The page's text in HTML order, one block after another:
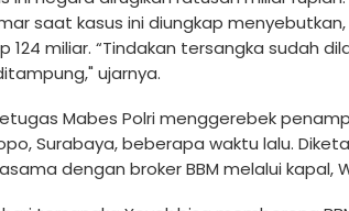
saat kasus ini diungkap
124 miliar. “Tindakan tersangka sudah
ujarnya.
Mabes Polri menggerebek
Surabaya, beberapa waktu lalu.
dengan broker BBM melalui kapal,